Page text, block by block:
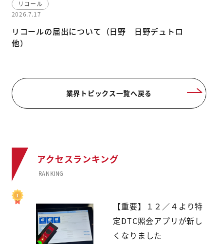
リコール
2026.7.17
リコールの届出について（日野 日野デュトロ
他）
業界トピックス一覧へ戻る
アクセスランキング
RANKING
【重要】１２／４より特
定DTC照会アプリが新し
くなりました